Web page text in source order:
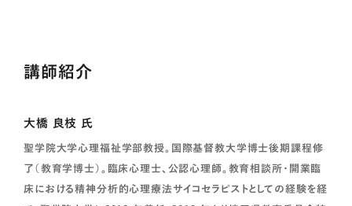
講師紹介
大橋 良枝 氏
聖学院大学心理福祉学部教授。国際基督教大学博士後期課程修
了（教育学博士）。臨床心理士、公認心理師。教育相談所・開業臨
床における精神分析的心理療法サイコセラピストとしての経験を経